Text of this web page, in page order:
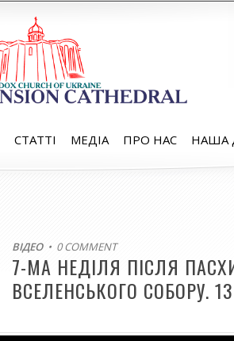
СТАТТІ МЕДІА ПРО НАС НАША
ВІДЕО• 0 COMMENT
7-МА НЕДІЛЯ ПІСЛЯ
ВСЕЛЕНСЬКОГО СОБОРУ.